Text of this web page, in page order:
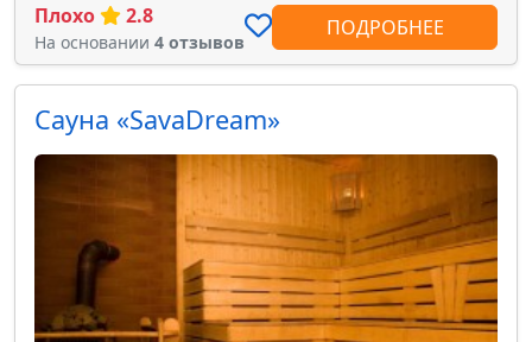
Плохо 2.8
На основании 4 отзывов
ПОДРОБНЕЕ
Сауна «SavaDream»